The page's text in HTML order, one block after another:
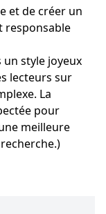
et de créer un
responsable
un style joyeux
lecteurs sur
La
pour
meilleure